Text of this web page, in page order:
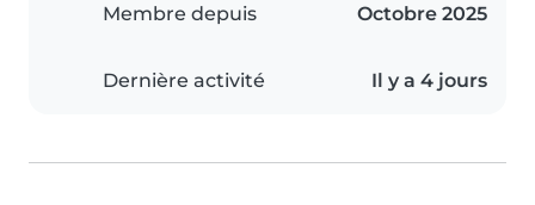
Membre depuis Octobre 2025
Dernière activité Il y a 4 jours